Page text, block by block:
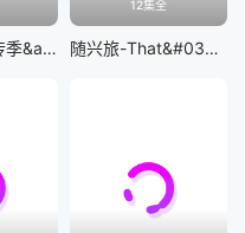
物语系列 外传季&amp;怪物季
12集全
随兴旅-That&#039;s Journey-